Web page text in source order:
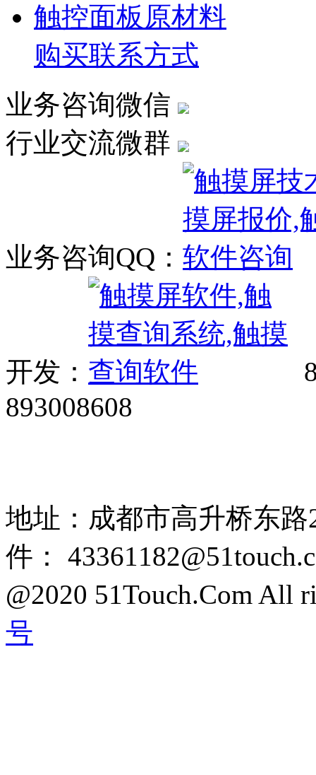
触控面板原材料
购买联系方式
业务咨询微信
行业交流微群
业务咨询QQ：
开发：
893008608
地址：成都市高升桥东
件：
@2020 51Touch.Com All
号